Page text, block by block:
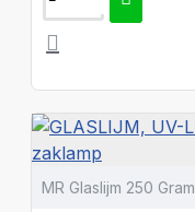
MR Glaslijm 250 Gram